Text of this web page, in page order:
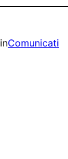
inComunicati